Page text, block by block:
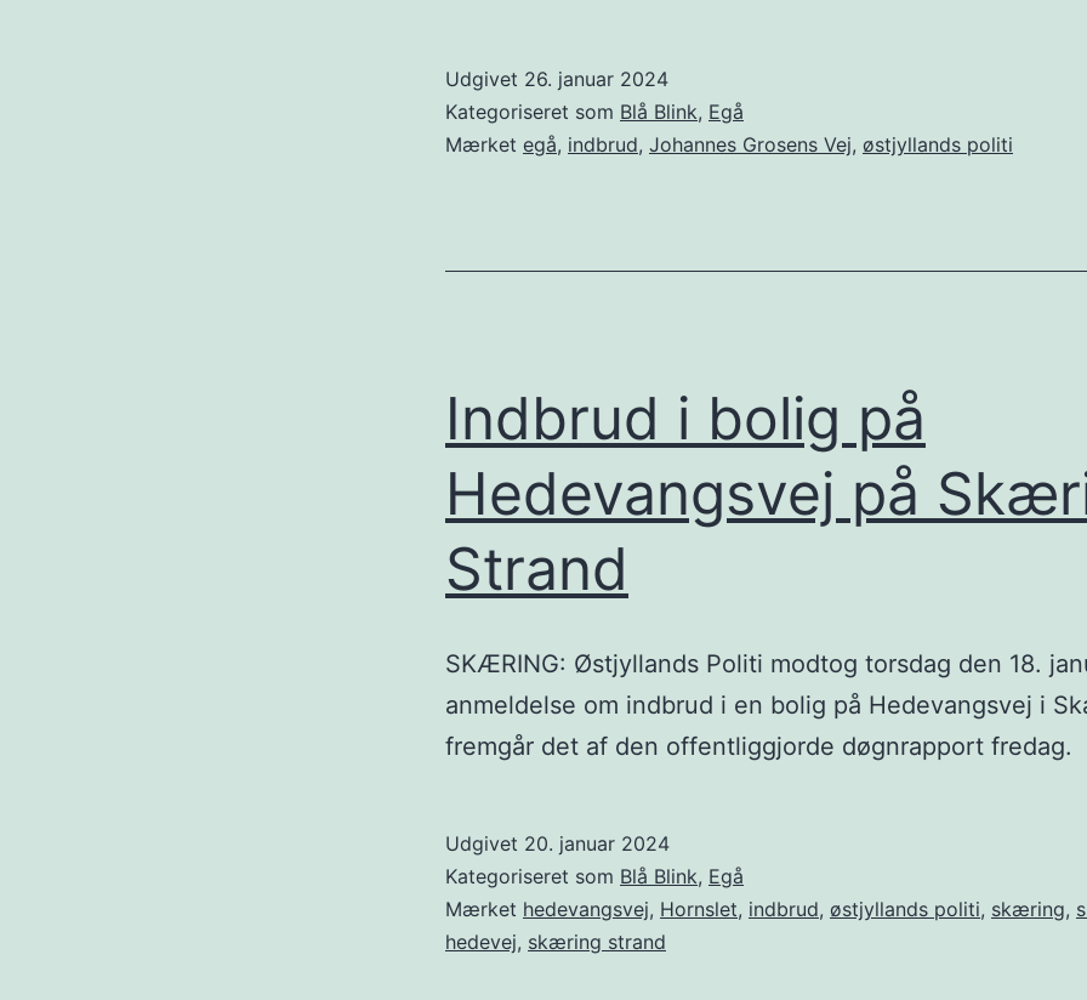
Udgivet 26. januar 2024
Kategoriseret som Blå Blink, Egå
Mærket egå, indbrud, Johannes Grosens Vej, østjyllands politi
Indbrud i bolig på
Hedevangsvej på
Strand
SKÆRING: Østjyllands Politi modtog torsdag den 18.
anmeldelse om indbrud i en bolig på Hedevangsvej i
fremgår det af den offentliggjorde døgnrapport fredag.
Udgivet 20. januar 2024
Kategoriseret som Blå Blink, Egå
Mærket hedevangsvej, Hornslet, indbrud, østjyllands politi, skæring,
hedevej, skæring strand